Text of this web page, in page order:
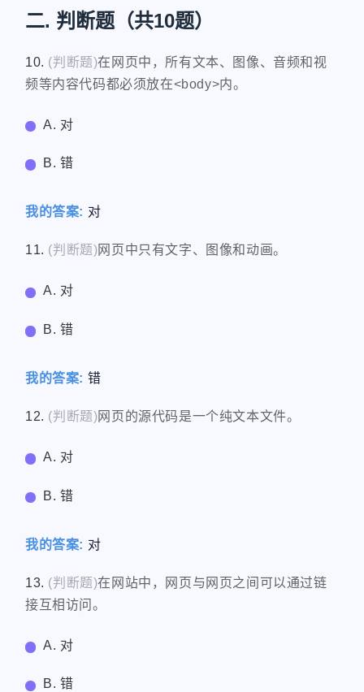
二. 判断题（共10题）
10. (判断题)在网页中，所有文本、图像、音频和视
频等内容代码都必须放在<body>内。
A. 对
B. 错
我的答案: 对
11. (判断题)网页中只有文字、图像和动画。
A. 对
B. 错
我的答案: 错
12. (判断题)网页的源代码是一个纯文本文件。
A. 对
B. 错
我的答案: 对
13. (判断题)在网站中，网页与网页之间可以通过链
接互相访问。
A. 对
B. 错